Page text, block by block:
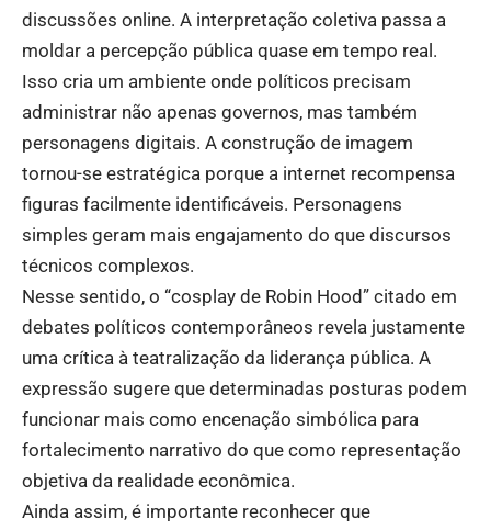
discussões online. A interpretação coletiva passa a
moldar a percepção pública quase em tempo real.
Isso cria um ambiente onde políticos precisam
administrar não apenas governos, mas também
personagens digitais. A construção de imagem
tornou-se estratégica porque a internet recompensa
figuras facilmente identificáveis. Personagens
simples geram mais engajamento do que discursos
técnicos complexos.
Nesse sentido, o “cosplay de Robin Hood” citado em
debates políticos contemporâneos revela justamente
uma crítica à teatralização da liderança pública. A
expressão sugere que determinadas posturas podem
funcionar mais como encenação simbólica para
fortalecimento narrativo do que como representação
objetiva da realidade econômica.
Ainda assim, é importante reconhecer que